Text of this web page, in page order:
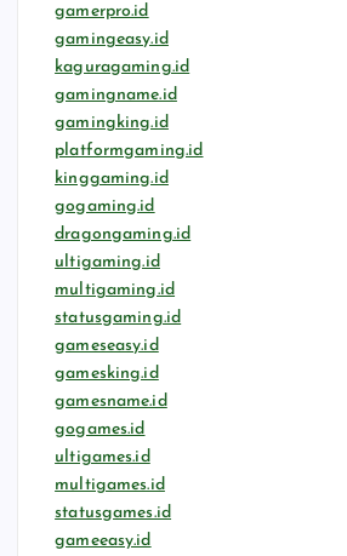
gamerpro.id
gamingeasy.id
kaguragaming.id
gamingname.id
gamingking.id
platformgaming.id
kinggaming.id
gogaming.id
dragongaming.id
ultigaming.id
multigaming.id
statusgaming.id
gameseasy.id
gamesking.id
gamesname.id
gogames.id
ultigames.id
multigames.id
statusgames.id
gameeasy.id